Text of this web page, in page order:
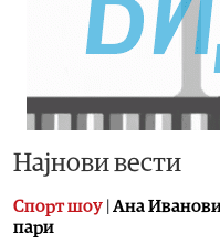
Најнови вести
Спорт шоу Aна
пари